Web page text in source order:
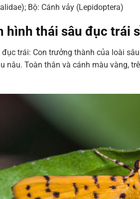
Bộ: Cánh vảy (Lepidoptera)
hình thái sâu đục trái
trái: Con trưởng thành của loài
nâu. Toàn thân và cánh màu vàng,